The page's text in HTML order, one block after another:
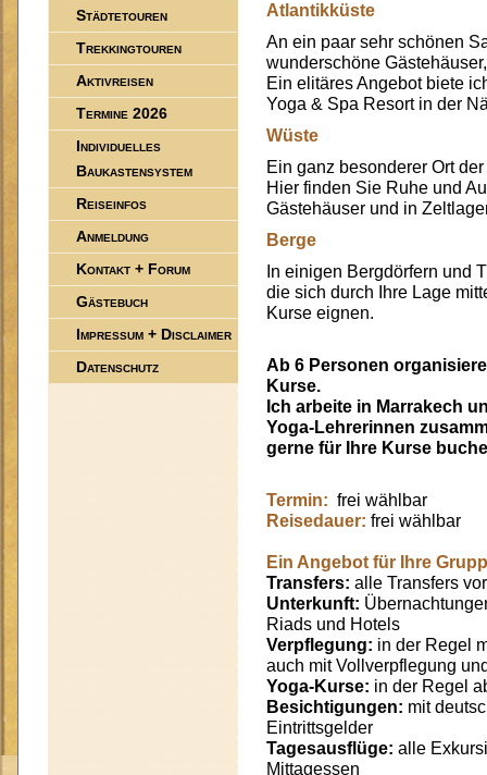
Atlantikküste
An ein paar sehr schönen
wunderschöne
Ein elitäres Angebot biete
Yoga & Spa Resort in der
Wüste
Ein ganz besonderer Ort
Hier finden Sie Ruhe und
Gästehäuser und in
Berge
In einigen Bergdörfern und
die sich durch Ihre Lage
Kurse eignen.
Ab 6 Personen
Kurse.
Ich arbeite in Marrakech
Yoga-Lehrerinnen
gerne für Ihre Kurse
Termin: frei wählbar
Reisedauer: frei wählbar
Ein Angebot für Ihre
Transfers: alle Transfers
Unterkunft:
Riads und Hotels
Verpflegung: in der Regel
auch mit Vollverpflegung
Yoga-Kurse: in der Regel
Besichtigungen: mit
Eintrittsgelder
Tagesausflüge: alle
Mittagessen
Städtetouren
Trekkingtouren
Aktivreisen
Termine 2026
Individuelles
Baukastensystem
Reiseinfos
Anmeldung
Kontakt + Forum
Gästebuch
Impressum + Disclaimer
Datenschutz